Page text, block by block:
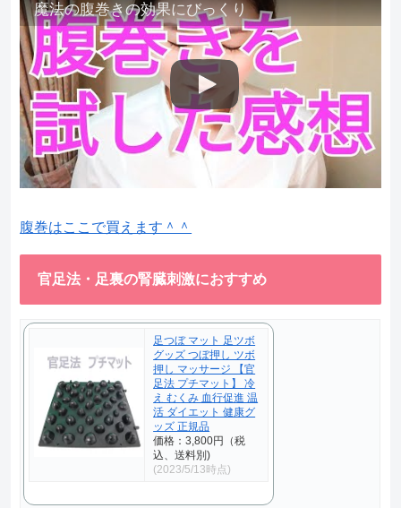
魔法の腹巻きの効果にびっくり
腹巻はここで買えます＾＾
官足法・足裏の腎臓刺激におすすめ
足つぼ マット 足ツボ
グッズ つぼ押し ツボ
押し マッサージ 【官
足法 プチマット】 冷
え むくみ 血行促進 温
活 ダイエット 健康グ
ッズ 正規品
価格：3,800円（税
込、送料別)
(2023/5/13時点)